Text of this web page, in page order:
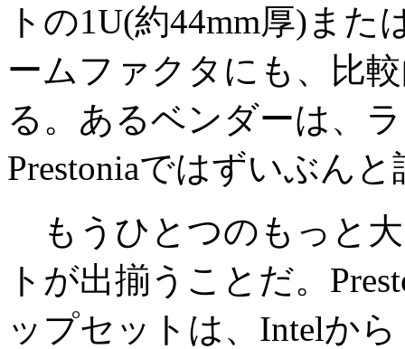
トの1U(約44mm厚)また
ームファクタにも、比
る。あるベンダーは、
Prestoniaではずいぶん
もうひとつのもっと
トが出揃うことだ。
ップセットは、Intelか